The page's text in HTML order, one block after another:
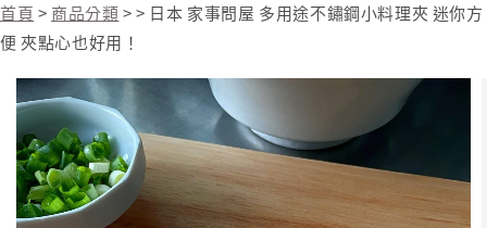
首頁 > 商品分類>> 日本 家事問屋 多用途不鏽鋼小料理夾 迷你方
便 夾點心也好用！